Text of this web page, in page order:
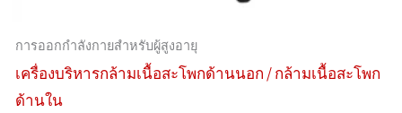
การออกกำลังกายสำหรับผู้สูงอายุ
เครื่องบริหารกล้ามเนื้อสะโพกด้านนอก / กล้ามเนื้อสะโพก
ด้านใน